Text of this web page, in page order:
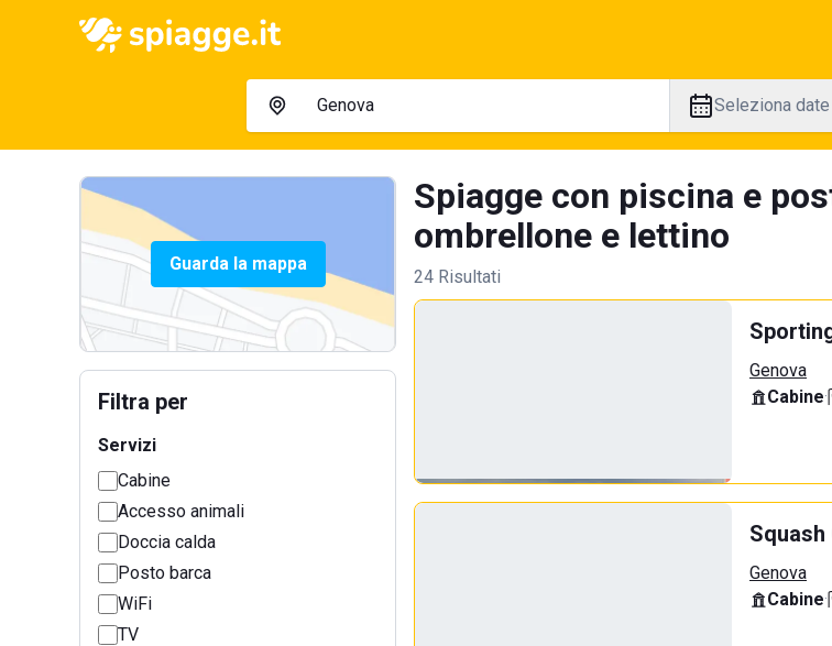
Seleziona date
Guarda la mappa
Filtra per
Servizi
Cabine
Accesso animali
Doccia calda
Posto barca
WiFi
TV
Spiagge con piscina e
ombrellone e lettino
24 Risultati
Genova
Cabine·
Squash
Genova
Cabine·